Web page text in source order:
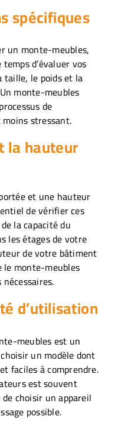
spécifiques
un monte-meubles,
d’évaluer vos
taille, le poids et la
monte-meubles
de
stressant.
la hauteur
et une hauteur
de vérifier ces
la capacité du
les étages de votre
de votre bâtiment
le monte-meubles
d’utilisation
meubles est un
un modèle dont
faciles à comprendre.
est souvent
choisir un appareil
possible.